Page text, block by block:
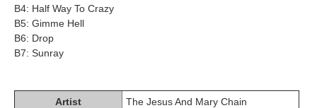
B4: Half Way To Crazy
B5: Gimme Hell
B6: Drop
B7: Sunray
Artist
The Jesus And Mary Chain